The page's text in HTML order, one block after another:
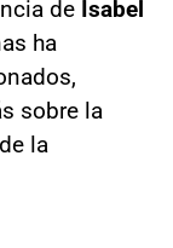
de Isabel
ha
sobre la
la